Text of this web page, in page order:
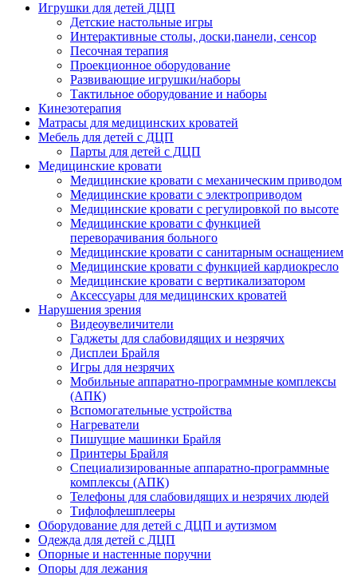
Игрушки для детей ДЦП
Детские настольные игры
Интерактивные столы, доски,панели, сенсор
Песочная терапия
Проекционное оборудование
Развивающие игрушки/наборы
Тактильное оборудование и наборы
Кинезотерапия
Матрасы для медицинских кроватей
Мебель для детей с ДЦП
Парты для детей с ДЦП
Медицинские кровати
Медицинские кровати с механическим приводом
Медицинские кровати с электроприводом
Медицинские кровати с регулировкой по высоте
Медицинские кровати с функцией
переворачивания больного
Медицинские кровати с санитарным оснащением
Медицинские кровати с функцией кардиокресло
Медицинские кровати с вертикализатором
Аксессуары для медицинских кроватей
Нарушения зрения
Видеоувеличители
Гаджеты для слабовидящих и незрячих
Дисплеи Брайля
Игры для незрячих
Мобильные аппаратно-программные комплексы
(АПК)
Вспомогательные устройства
Нагреватели
Пишущие машинки Брайля
Принтеры Брайля
Специализированные аппаратно-программные
комплексы (АПК)
Телефоны для слабовидящих и незрячих людей
Тифлофлешплееры
Оборудование для детей с ДЦП и аутизмом
Одежда для детей с ДЦП
Опорные и настенные поручни
Опоры для лежания